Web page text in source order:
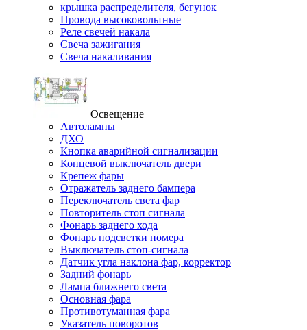
крышка распределителя, бегунок
Провода высоковольтные
Реле свечей накала
Свеча зажигания
Свеча накаливания
Освещение
Автолампы
ДХО
Кнопка аварийной сигнализации
Концевой выключатель двери
Крепеж фары
Отражатель заднего бампера
Переключатель света фар
Повторитель стоп сигнала
Фонарь заднего хода
Фонарь подсветки номера
Выключатель стоп-сигнала
Датчик угла наклона фар, корректор
Задний фонарь
Лампа ближнего света
Основная фара
Противотуманная фара
Указатель поворотов